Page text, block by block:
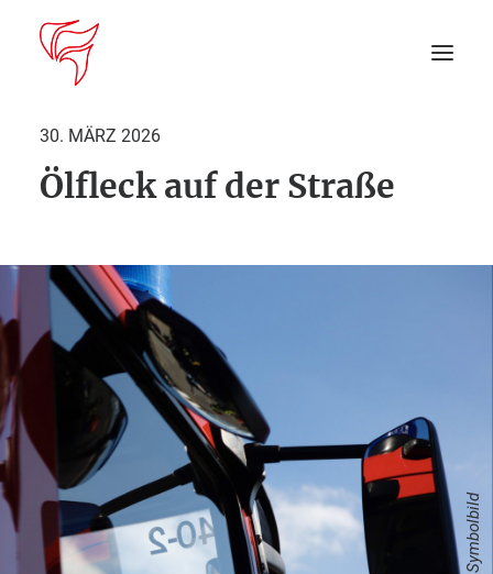
Startseite
DEIN EINSATZ
Suche
30. MÄRZ 2026
Ölfleck auf der Straße
Symbolbild